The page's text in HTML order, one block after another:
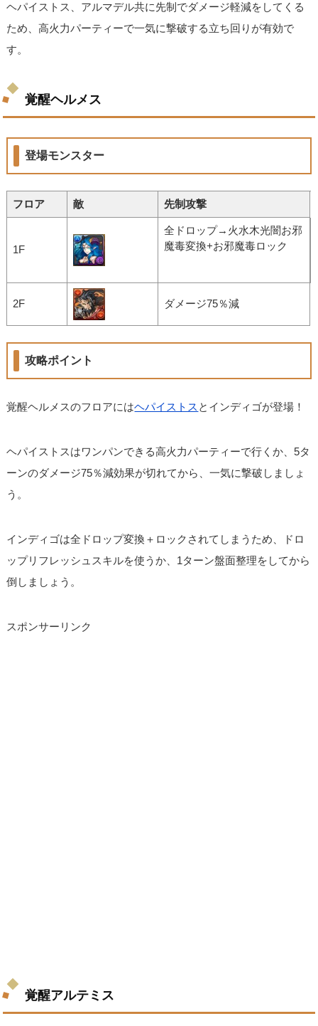
ヘパイストス、アルマデル共に先制でダメージ軽減をしてくる
ため、高火力パーティーで一気に撃破する立ち回りが有効で
す。
覚醒ヘルメス
登場モンスター
フロア 敵 先制攻撃
1F
全ドロップ→火水木光闇お邪
魔毒変換+お邪魔毒ロック
2F ダメージ75％減
攻略ポイント
覚醒ヘルメスのフロアにはヘパイストス とインディゴが登場！
ヘパイストスはワンパンできる高火力パーティーで行くか、5タ
ーンのダメージ75％減効果が切れてから、一気に撃破しましょ
う。
インディゴは全ドロップ変換＋ロックされてしまうため、ドロ
ップリフレッシュスキルを使うか、1ターン盤面整理をしてから
倒しましょう。
スポンサーリンク
覚醒アルテミス